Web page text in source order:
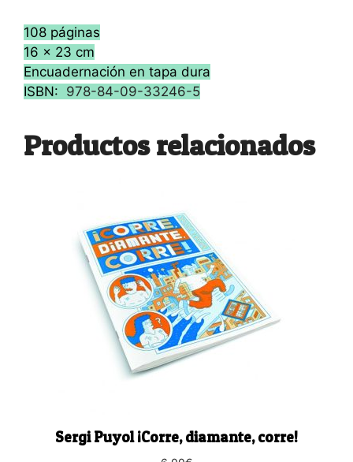
108 páginas
16 x 23 cm
Encuadernación en tapa dura
ISBN: 978-84-09-33246-5
Productos relacionados
Sergi Puyol ¡Corre, diamante, corre!